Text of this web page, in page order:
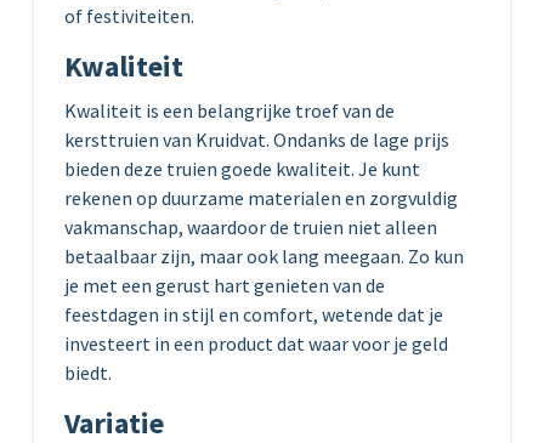
of festiviteiten.
Kwaliteit
Kwaliteit is een belangrijke troef van de
kersttruien van Kruidvat. Ondanks de lage prijs
bieden deze truien goede kwaliteit. Je kunt
rekenen op duurzame materialen en zorgvuldig
vakmanschap, waardoor de truien niet alleen
betaalbaar zijn, maar ook lang meegaan. Zo kun
je met een gerust hart genieten van de
feestdagen in stijl en comfort, wetende dat je
investeert in een product dat waar voor je geld
biedt.
Variatie